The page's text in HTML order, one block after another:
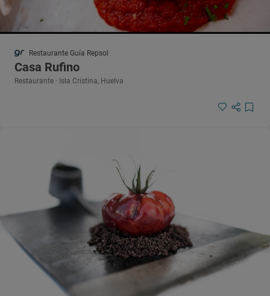
Restaurante Guía Repsol
Casa Rufino
Restaurante · Isla Cristina, Huelva